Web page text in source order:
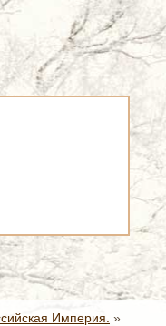
Империя. »